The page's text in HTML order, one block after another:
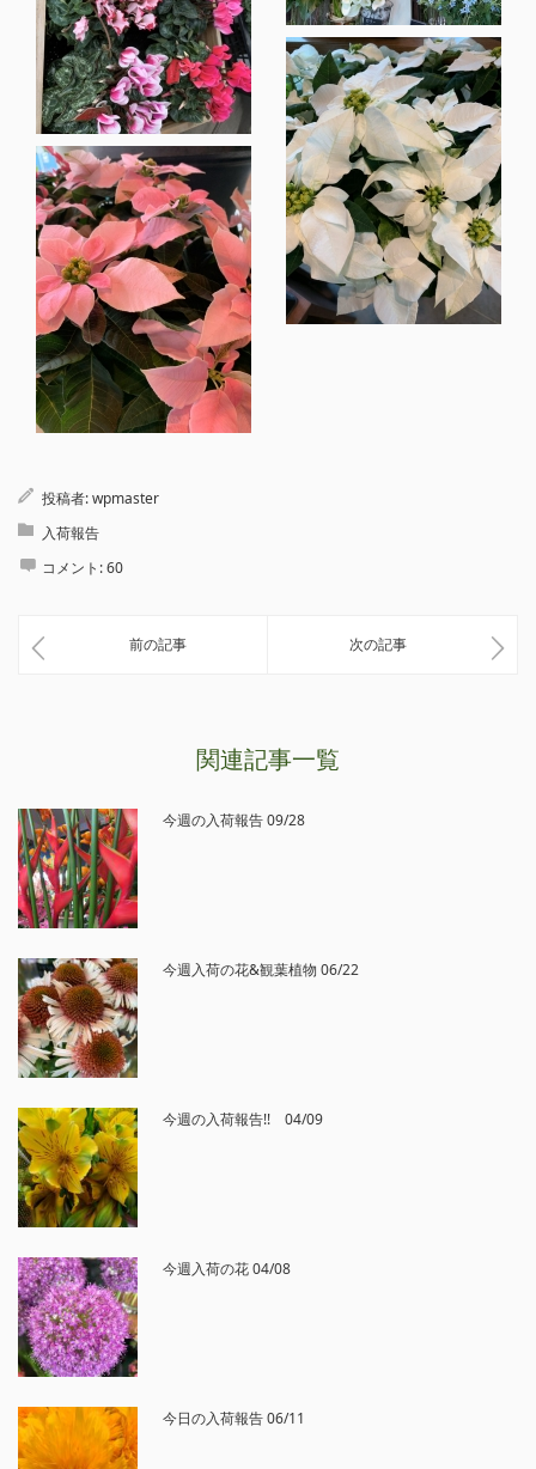
投稿者:wpmaster
入荷報告
コメント:60
前の記事 次の記事
関連記事一覧
今週の入荷報告 09/28
今週入荷の花&観葉植物 06/22
今週の入荷報告!! 04/09
今週入荷の花 04/08
今日の入荷報告 06/11